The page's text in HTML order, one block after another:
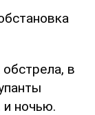
в
ночью.